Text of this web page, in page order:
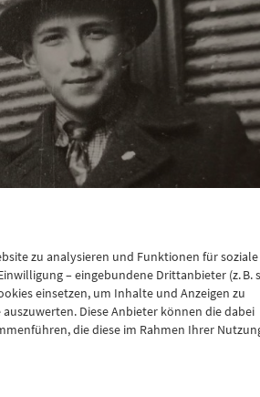
zu analysieren und Funktionen für soziale
– eingebundene Drittanbieter (z. B.
einsetzen, um Inhalte und Anzeigen zu
Diese Anbieter können die dabei
die diese im Rahmen Ihrer